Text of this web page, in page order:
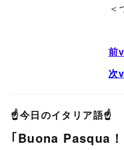
＜
前
次
☝今日のイタリア語☝
｢Buona Pasqua